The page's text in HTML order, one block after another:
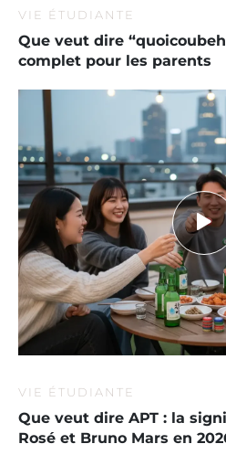
VIE ÉTUDIANTE
Que veut dire
complet pour les parents
VIE ÉTUDIANTE
Que veut dire APT : la
Rosé et Bruno Mars en